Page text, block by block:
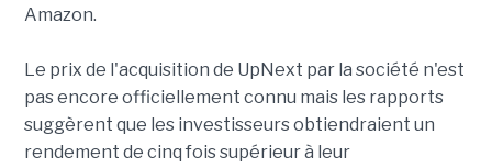
Amazon.
Le prix de l'acquisition de UpNext par la société n'est
pas encore officiellement connu mais les rapports
suggèrent que les investisseurs obtiendraient un
rendement de cinq fois supérieur à leur